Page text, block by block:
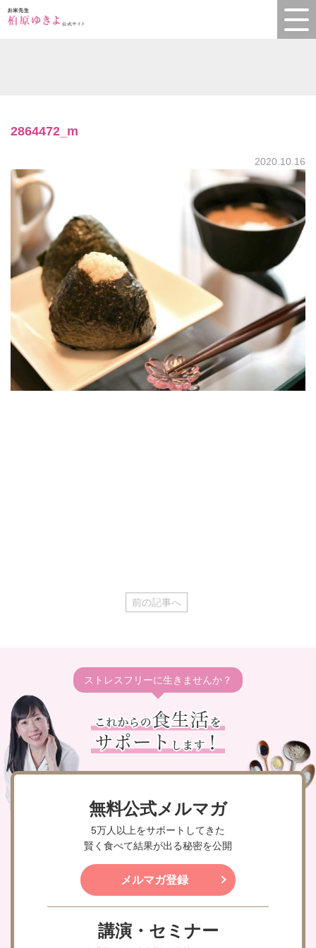
2864472_m
2020.10.16
前の記事へ
ストレスフリーに生きませんか？
無料公式メルマガ
5万人以上をサポートしてきた
賢く食べて結果が出る秘密を公開
メルマガ登録
講演・セミナー